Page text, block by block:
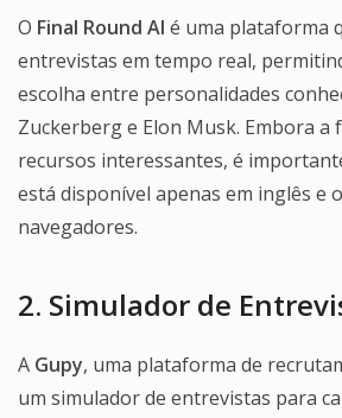
O Final Round AI é uma plataforma
entrevistas em tempo real,
escolha entre personalidades
Zuckerberg e Elon Musk. Embora
recursos interessantes, é
está disponível apenas em inglês e
navegadores.
2. Simulador de
A Gupy, uma plataforma de
um simulador de entrevistas para